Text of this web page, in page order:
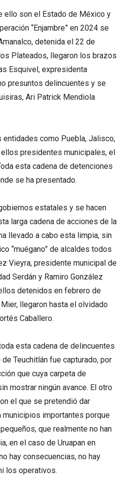
ello son el Estado de México y
“Enjambre” en 2024 se
detenida el 22 de
Plateados, llegaron los brazos
Esquivel, expresidenta
presuntos delincuentes y se
Ari Patrick Mendiola
entidades como Puebla, Jalisco,
ellos presidentes municipales, el
esta cadena de detenciones
se ha presentado.
estatales y se hacen
larga cadena de acciones de la
llevado a cabo esta limpia, sin
“muégano” de alcaldes todos
Vieyra, presidente municipal de
Serdán y Ramiro González
detenidos en febrero de
llegaron hasta el olvidado
Caballero.
esta cadena de delincuentes
Teuchitlán fue capturado, por
que cuya carpeta de
mostrar ningún avance. El otro
el que se pretendió dar
municipios importantes porque
que realmente no han
en el caso de Uruapan en
hay consecuencias, no hay
los operativos.